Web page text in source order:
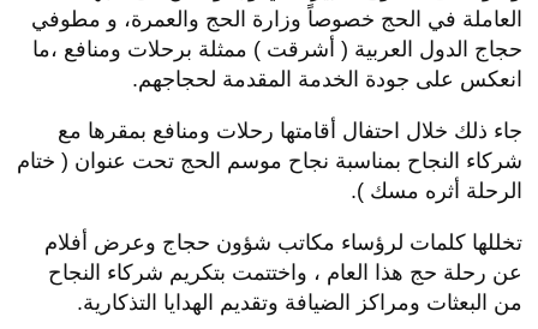
العاملة في الحج خصوصاً وزارة الحج والعمرة، و مطوفي
حجاج الدول العربية ( أشرقت ) ممثلة برحلات ومنافع ،ما
انعكس على جودة الخدمة المقدمة لحجاجهم.
جاء ذلك خلال احتفال أقامتها رحلات ومنافع بمقرها مع
شركاء النجاح بمناسبة نجاح موسم الحج تحت عنوان ( ختام
الرحلة أثره مسك ).
تخللها كلمات لرؤساء مكاتب شؤون حجاج وعرض أفلام
عن رحلة حج هذا العام ، واختتمت بتكريم شركاء النجاح
من البعثات ومراكز الضيافة وتقديم الهدايا التذكارية.